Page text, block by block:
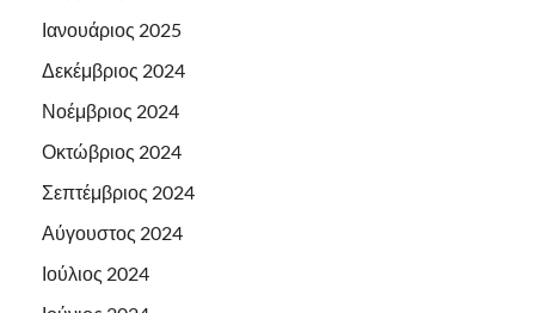
Ιανουάριος 2025
Δεκέμβριος 2024
Νοέμβριος 2024
Οκτώβριος 2024
Σεπτέμβριος 2024
Αύγουστος 2024
Ιούλιος 2024